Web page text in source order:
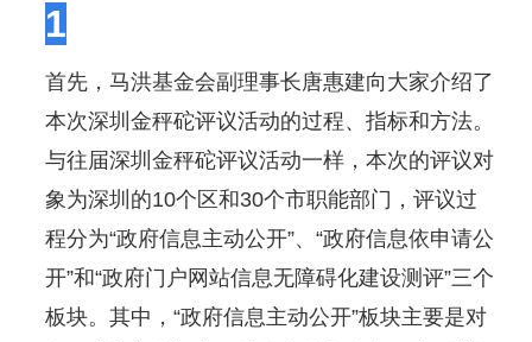
1
首先，马洪基金会副理事长唐惠建向大家介绍了
本次深圳金秤砣评议活动的过程、指标和方法。
与往届深圳金秤砣评议活动一样，本次的评议对
象为深圳的10个区和30个市职能部门，评议过
程分为“政府信息主动公开”、“政府信息依申请公
开”和“政府门户网站信息无障碍化建设测评”三个
板块。其中，“政府信息主动公开”板块主要是对